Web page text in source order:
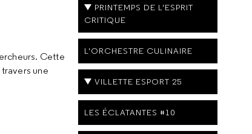
Cette
une
PRINTEMPS DE L'ESPRIT
CRITIQUE
L'ORCHESTRE CULINAIRE
VILLETTE ESPORT 25
LES ÉCLATANTES #10